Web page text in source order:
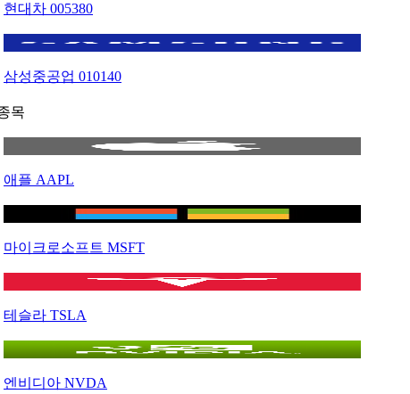
현대차 005380
삼성중공업 010140
목
애플 AAPL
마이크로소프트 MSFT
테슬라 TSLA
엔비디아 NVDA